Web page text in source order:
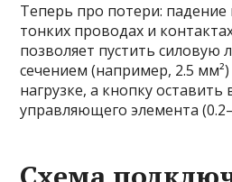
Теперь про потери: падение
тонких проводах и
позволяет пустить
сечением (например, 2.5
нагрузке, а кнопку оставить
управляющего элемента